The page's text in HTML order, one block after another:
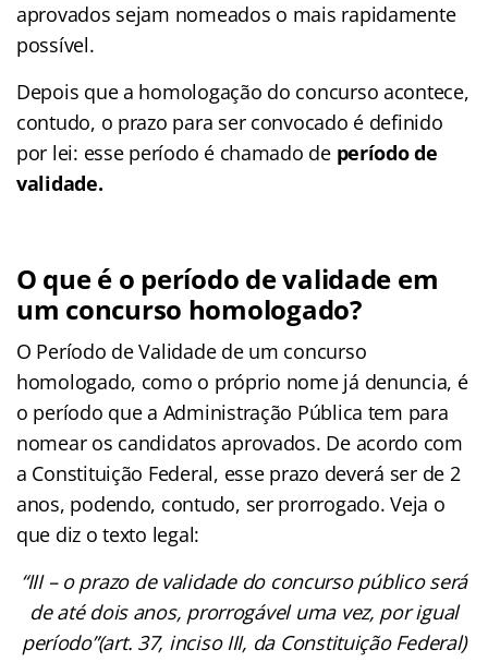
aprovados sejam nomeados o mais rapidamente
possível.
Depois que a homologação do concurso acontece,
contudo, o prazo para ser convocado é definido
por lei: esse período é chamado de período de
validade.
O que é o período de validade em
um concurso homologado?
O Período de Validade de um concurso
homologado, como o próprio nome já denuncia, é
o período que a Administração Pública tem para
nomear os candidatos aprovados. De acordo com
a Constituição Federal, esse prazo deverá ser de 2
anos, podendo, contudo, ser prorrogado. Veja o
que diz o texto legal:
“III – o prazo de validade do concurso público será
de até dois anos, prorrogável uma vez, por igual
período”(art. 37, inciso III, da Constituição Federal)